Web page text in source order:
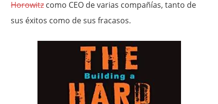
Horowitzcomo CEO de varias compañías, tanto de
sus éxitos como de sus fracasos.